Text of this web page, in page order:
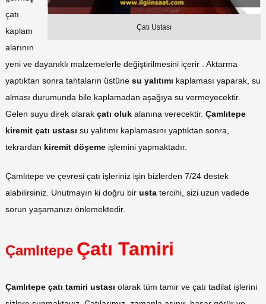
Çatı Ustası
çatı
kaplam
alarının
yeni ve dayanıklı malzemelerle değiştirilmesini içerir . Aktarma
yaptıktan sonra tahtaların üstüne su yalıtımı kaplaması yaparak, su
alması durumunda bile kaplamadan aşağıya su vermeyecektir.
Gelen suyu direk olarak çatı oluk alanına verecektir. Çamlıtepe
kiremit çatı ustası su yalıtımı kaplamasını yaptıktan sonra,
tekrardan kiremit döşeme işlemini yapmaktadır.
Çamlıtepe ve çevresi çatı işleriniz işin bizlerden 7/24 destek
alabilirsiniz. Unutmayın ki doğru bir usta tercihi, sizi uzun vadede
sorun yaşamanızı önlemektedir.
Çamlıtepe Çatı Tamiri
Çamlıtepe çatı tamiri ustası olarak tüm tamir ve çatı tadilat işlerini